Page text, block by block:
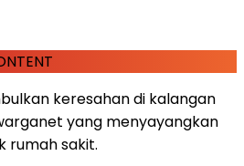
keresahan di kalangan
yang menyayangkan
rumah sakit.